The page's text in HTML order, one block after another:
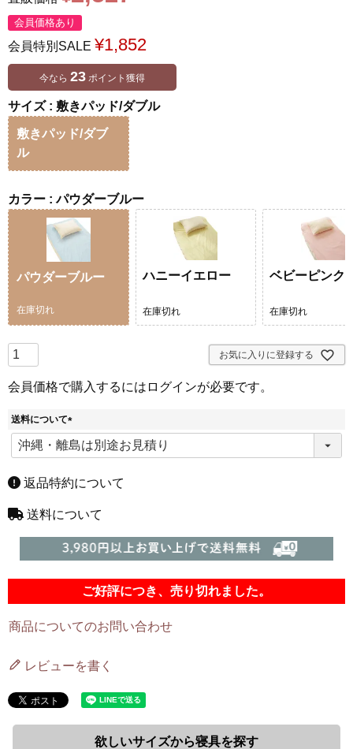
会員価格あり
会員特別SALE ¥1,852
今なら 23 ポイント獲得
サイズ 敷きパッド/ダブル
敷きパッド/ダブ
ル
カラー パウダーブルー
パウダーブルー
在庫切れ
ハニーイエロー
在庫切れ
ベビーピンク
在庫切れ
お気に入りに登録する
会員価格で購入するにはログインが必要です。
送料について
(
必
)
返品特約について
送料について
ご好評につき、売り切れました。
商品についてのお問い合わせ
レビューを書く
欲しいサイズから寝具を探す